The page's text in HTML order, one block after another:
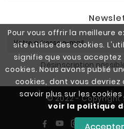
Pour vous offrir la meilleure
site utilise des cookies.
signifie que vous
cookies. Nous avons publié
cookies, dont vous devriez
savoir plus sur les
voir la politique
Désinscription
© 2022 - Copyright